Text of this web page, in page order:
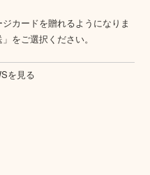
カードを贈れるようになりま
をご選択ください。
を見る